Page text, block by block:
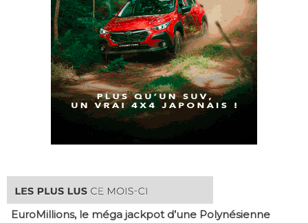
EuroMillions, ​le méga jackpot d’une Polynésienne